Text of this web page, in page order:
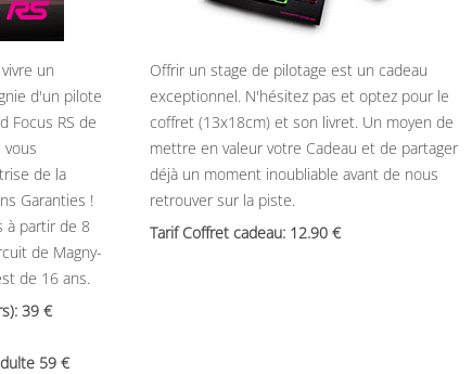
un
d'un pilote
Focus RS de
de la
Garanties !
à partir de 8
de Magny-
de 16 ans.
39
59
Offrir un stage de pilotage est un cadeau
exceptionnel. N'hésitez pas et optez pour le
coffret (13x18cm) et son livret. Un moyen de
mettre en valeur votre Cadeau et de partager
déjà un moment inoubliable avant de nous
retrouver sur la piste.
Tarif Coffret cadeau: 12.90